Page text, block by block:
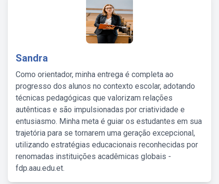
Sandra
Como orientador, minha entrega é completa ao
progresso dos alunos no contexto escolar, adotando
técnicas pedagógicas que valorizam relações
autênticas e são impulsionadas por criatividade e
entusiasmo. Minha meta é guiar os estudantes em sua
trajetória para se tornarem uma geração excepcional,
utilizando estratégias educacionais reconhecidas por
renomadas instituições acadêmicas globais -
fdp.aau.edu.et.